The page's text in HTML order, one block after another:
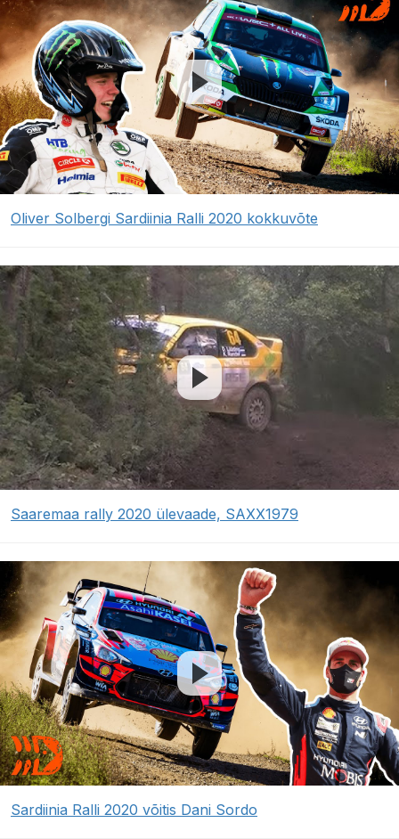
Oliver Solbergi Sardiinia Ralli 2020 kokkuvõte
Saaremaa rally 2020 ülevaade, SAXX1979
Sardiinia Ralli 2020 võitis Dani Sordo